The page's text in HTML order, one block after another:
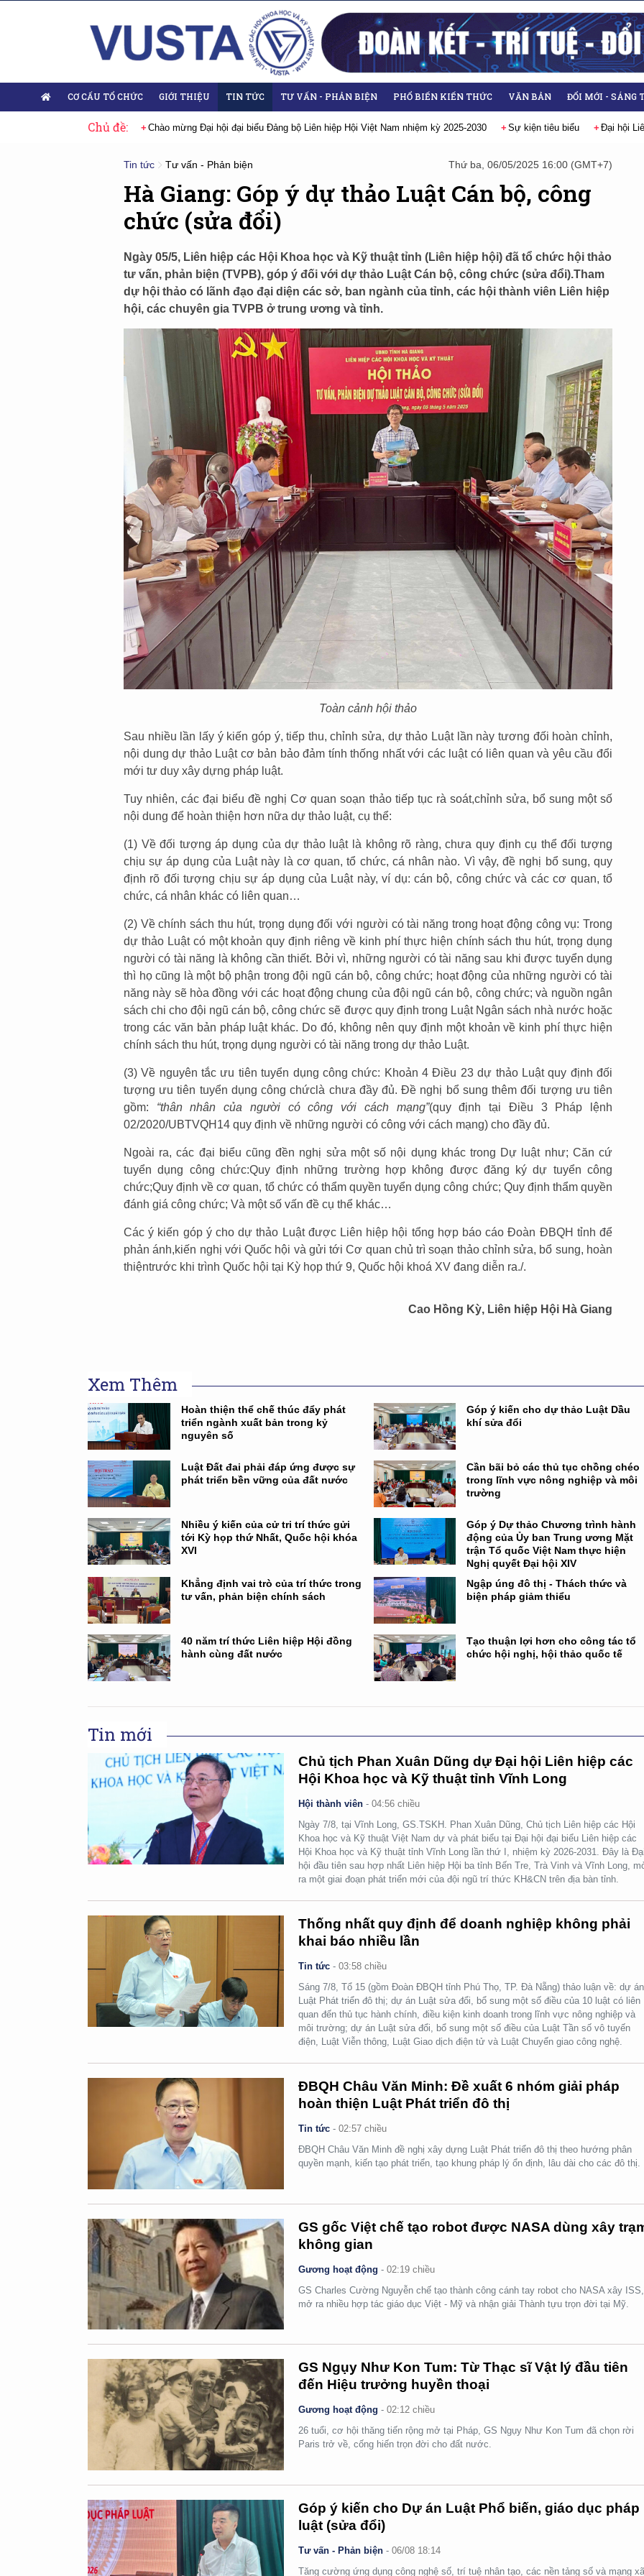
CƠ CẤU TỔ CHỨC GIỚI THIỆU TIN TỨC TƯ VẤN - PHẢN BIỆN PHỔ BIẾN KIẾN THỨC VĂN BẢN ĐỔI MỚI - SÁNG
Chủ đề:
Đảng bộ Liên hiệp Hội Việt Nam nhiệm kỳ 2025-2030 Sự kiện tiêu biểu Đại hội Liên hiệp các Hội Khoa học và Kỹ thuật Việt Nam lần thứ IX,
Tin tức Tư vấn - Phản biện Thứ ba, 06/05/2025 16:00 (GMT+7)
Hà Giang: Góp ý dự thảo Luật Cán bộ, công
chức (sửa đổi)
Ngày 05/5, Liên hiệp các Hội Khoa học và Kỹ thuật tỉnh (Liên hiệp hội) đã tổ chức hội thảo
tư vấn, phản biện (TVPB), góp ý đối với dự thảo Luật Cán bộ, công chức (sửa đổi).Tham
dự hội thảo có lãnh đạo đại diện các sở, ban ngành của tỉnh, các hội thành viên Liên hiệp
hội, các chuyên gia TVPB ở trung ương và tỉnh.
Toàn cảnh hội thảo
Sau nhiều lần lấy ý kiến góp ý, tiếp thu, chỉnh sửa, dự thảo Luật lần này tương đối hoàn chỉnh,
nội dung dự thảo Luật cơ bản bảo đảm tính thống nhất với các luật có liên quan và yêu cầu đổi
mới tư duy xây dựng pháp luật.
Tuy nhiên, các đại biểu đề nghị Cơ quan soạn thảo tiếp tục rà soát,chỉnh sửa, bổ sung một số
nội dung để hoàn thiện hơn nữa dự thảo luật, cụ thể:
(1) Về đối tượng áp dụng của dự thảo luật là không rõ ràng, chưa quy định cụ thể đối tượng
chịu sự áp dụng của Luật này là cơ quan, tổ chức, cá nhân nào. Vì vậy, đề nghị bổ sung, quy
định rõ đối tượng chịu sự áp dụng của Luật này, ví dụ: cán bộ, công chức và các cơ quan, tổ
chức, cá nhân khác có liên quan…
(2) Về chính sách thu hút, trọng dụng đối với người có tài năng trong hoạt động công vụ: Trong
dự thảo Luật có một khoản quy định riêng về kinh phí thực hiện chính sách thu hút, trọng dụng
người có tài năng là không cần thiết. Bởi vì, những người có tài năng sau khi được tuyển dụng
thì họ cũng là một bộ phận trong đội ngũ cán bộ, công chức; hoạt động của những người có tài
năng này sẽ hòa đồng với các hoạt động chung của đội ngũ cán bộ, công chức; và nguồn ngân
sách chi cho đội ngũ cán bộ, công chức sẽ được quy định trong Luật Ngân sách nhà nước hoặc
trong các văn bản pháp luật khác. Do đó, không nên quy định một khoản về kinh phí thực hiện
chính sách thu hút, trọng dụng người có tài năng trong dự thảo Luật.
(3) Về nguyên tắc ưu tiên tuyển dụng công chức: Khoản 4 Điều 23 dự thảo Luật quy định đối
tượng ưu tiên tuyển dụng công chứclà chưa đầy đủ. Đề nghị bổ sung thêm đối tượng ưu tiên
gồm: “thân nhân của người có công với cách mạng”(quy định tại Điều 3 Pháp lệnh
02/2020/UBTVQH14 quy định về những người có công với cách mạng) cho đầy đủ.
Ngoài ra, các đại biểu cũng đền nghị sửa một số nội dụng khác trong Dự luật như; Căn cứ
tuyển dụng công chức:Quy định những trường hợp không được đăng ký dự tuyển công
chức;Quy định về cơ quan, tổ chức có thẩm quyền tuyển dụng công chức; Quy định thẩm quyền
đánh giá công chức; Và một số vấn đề cụ thể khác…
Các ý kiến góp ý cho dự thảo Luật được Liên hiệp hội tổng hợp báo cáo Đoàn ĐBQH tỉnh để
phản ánh,kiến nghị với Quốc hội và gửi tới Cơ quan chủ trì soạn thảo chỉnh sửa, bổ sung, hoàn
thiệntrước khi trình Quốc hội tại Kỳ họp thứ 9, Quốc hội khoá XV đang diễn ra./.
Cao Hồng Kỳ, Liên hiệp Hội Hà Giang
Xem Thêm
Hoàn thiện thể chế thúc đẩy phát
triển ngành xuất bản trong kỷ
nguyên số
Góp ý kiến cho dự thảo Luật Dầu
khí sửa đổi
Luật Đất đai phải đáp ứng được sự
phát triển bền vững của đất nước
Cần bãi bỏ các thủ tục chồng chéo
trong lĩnh vực nông nghiệp và môi
trường
Nhiều ý kiến của cử tri trí thức gửi
tới Kỳ họp thứ Nhất, Quốc hội khóa
XVI
Góp ý Dự thảo Chương trình hành
động của Ủy ban Trung ương Mặt
trận Tổ quốc Việt Nam thực hiện
Nghị quyết Đại hội XIV
Khẳng định vai trò của trí thức trong
tư vấn, phản biện chính sách
Ngập úng đô thị - Thách thức và
biện pháp giảm thiểu
40 năm trí thức Liên hiệp Hội đồng
hành cùng đất nước
Tạo thuận lợi hơn cho công tác tổ
chức hội nghị, hội thảo quốc tế
Tin mới
Chủ tịch Phan Xuân Dũng dự Đại hội Liên hiệp các
Hội Khoa học và Kỹ thuật tỉnh Vĩnh Long
Hội thành viên -04:56 chiều
Ngày 7/8, tại Vĩnh Long, GS.TSKH. Phan Xuân Dũng, Chủ tịch Liên hiệp các Hội
Khoa học và Kỹ thuật Việt Nam dự và phát biểu tại Đại hội đại biểu Liên hiệp các
Hội Khoa học và Kỹ thuật tỉnh Vĩnh Long lần thứ I, nhiệm kỳ 2026-2031. Đây là
hội đầu tiên sau hợp nhất Liên hiệp Hội ba tỉnh Bến Tre, Trà Vinh và Vĩnh Long,
ra một giai đoạn phát triển mới của đội ngũ trí thức KH&CN trên địa bàn tỉnh.
Thống nhất quy định để doanh nghiệp không phải
khai báo nhiều lần
Tin tức -03:58 chiều
Sáng 7/8, Tổ 15 (gồm Đoàn ĐBQH tỉnh Phú Thọ, TP. Đà Nẵng) thảo luận về: dự án
Luật Phát triển đô thị; dự án Luật sửa đổi, bổ sung một số điều của 10 luật có liên
quan đến thủ tục hành chính, điều kiện kinh doanh trong lĩnh vực nông nghiệp và
môi trường; dự án Luật sửa đổi, bổ sung một số điều của Luật Tần số vô tuyến
điện, Luật Viễn thông, Luật Giao dịch điện tử và Luật Chuyển giao công nghệ.
ĐBQH Châu Văn Minh: Đề xuất 6 nhóm giải pháp
hoàn thiện Luật Phát triển đô thị
Tin tức -02:57 chiều
ĐBQH Châu Văn Minh đề nghị xây dựng Luật Phát triển đô thị theo hướng phân
quyền mạnh, kiến tạo phát triển, tạo khung pháp lý ổn định, lâu dài cho các đô thị.
GS gốc Việt chế tạo robot được NASA dùng xây
không gian
Gương hoạt động -02:19 chiều
GS Charles Cường Nguyễn chế tạo thành công cánh tay robot cho NASA xây ISS,
mở ra nhiều hợp tác giáo dục Việt - Mỹ và nhận giải Thành tựu trọn đời tại Mỹ.
GS Ngụy Như Kon Tum: Từ Thạc sĩ Vật lý đầu tiên
đến Hiệu trưởng huyền thoại
Gương hoạt động -02:12 chiều
26 tuổi, cơ hội thăng tiến rộng mở tại Pháp, GS Ngụy Như Kon Tum đã chọn rời
Paris trở về, cống hiến trọn đời cho đất nước.
Góp ý kiến cho Dự án Luật Phổ biến, giáo dục pháp
luật (sửa đổi)
Tư vấn - Phản biện -06/08 18:14
Tăng cường ứng dụng công nghệ số, trí tuệ nhân tạo, các nền tảng số và mạng